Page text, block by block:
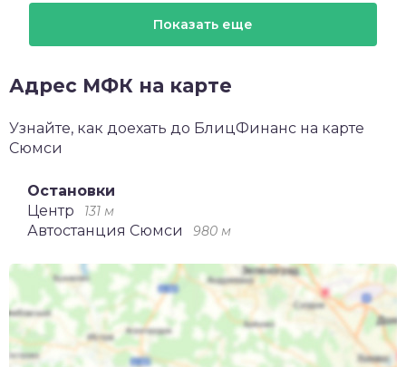
Показать еще
Адрес МФК на карте
Узнайте, как доехать до БлицФинанс на карте
Сюмси
Остановки
Центр
131 м
Автостанция Сюмси 980 м